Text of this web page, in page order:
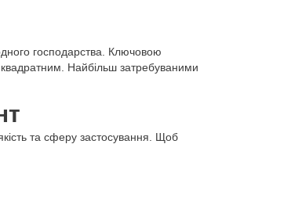
господарства. Ключовою
квадратним. Найбільш затребуваними
та сферу застосування. Щоб